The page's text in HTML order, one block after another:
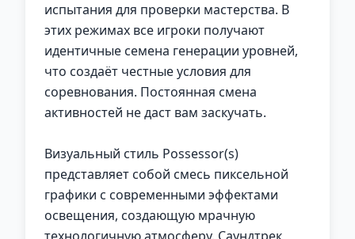
испытания для проверки мастерства. В
этих режимах все игроки получают
идентичные семена генерации уровней,
что создаёт честные условия для
соревнования. Постоянная смена
активностей не даст вам заскучать.
Визуальный стиль Possessor(s)
представляет собой смесь пиксельной
графики с современными эффектами
освещения, создающую мрачную